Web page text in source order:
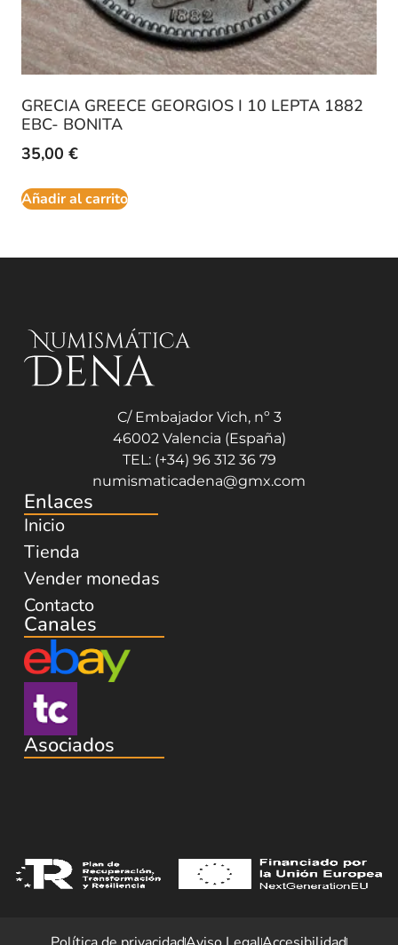
GRECIA GREECE GEORGIOS I 10 LEPTA 1882
EBC- BONITA
35,00 €
Añadir al carrito
C/ Embajador Vich, nº 3
46002 Valencia (España)
TEL: (+34) 96 312 36 79
numismaticadena@gmx.com
Enlaces
Inicio
Tienda
Vender monedas
Contacto
Canales
Asociados